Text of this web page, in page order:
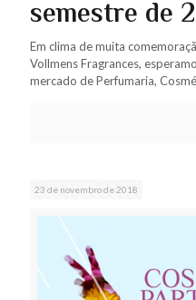
semestre de
Em clima de muita
Vollmens Fragrances,
mercado de Perfumaria,
23 de novembro de 2018